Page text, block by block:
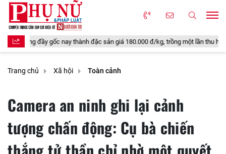
nay thành đặc sản giá 180.000 đ/kg, trồng một lần thu hoạch nhiều năm,
Trang chủ Xã hội Toàn cảnh
Camera an ninh ghi lại cảnh
tượng chấn động: Cụ bà chiến